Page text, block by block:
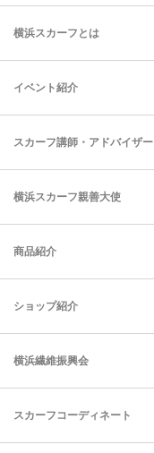
横浜スカーフとは
イベント紹介
スカーフ講師・アドバイザー
横浜スカーフ親善大使
商品紹介
ショップ紹介
横浜繊維振興会
スカーフコーディネート